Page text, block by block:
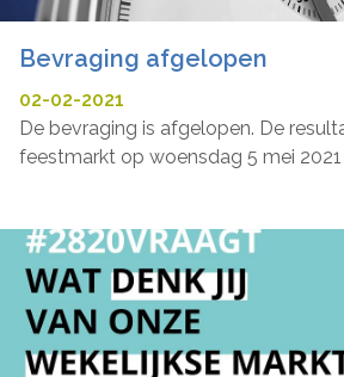
Bevraging afgelopen
02-02-2021
De bevraging is afgelopen. De
feestmarkt op woensdag 5 mei